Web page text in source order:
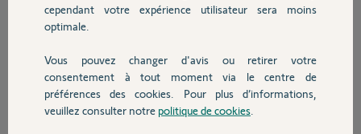
Devis avec un pro
Contact
Réponses
De quelle type d'alarme parlez vous ?
Protexiom
Protexial
cependant votre expérience utilisateur sera moins
optimale.
Vous pouvez changer d'avis ou retirer votre
consentement à tout moment via le centre de
préférences des cookies. Pour plus d’informations,
veuillez consulter notre politique de cookies